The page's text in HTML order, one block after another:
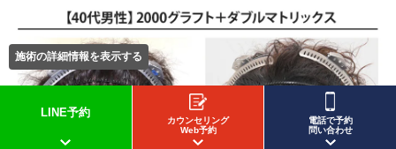
施術の詳細情報を表示する
LINE予約
カウンセリング
Web予約
電話で予約
問い合わせ